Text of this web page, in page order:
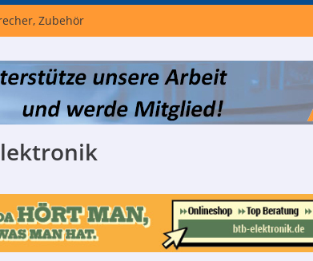
Zubehör